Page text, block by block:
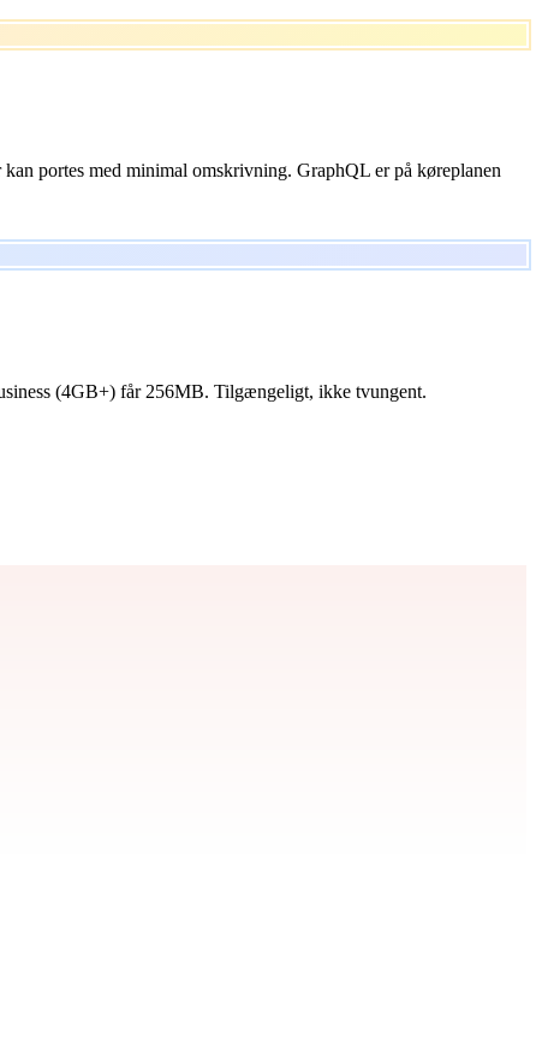
portes med minimal omskrivning. GraphQL er på køreplanen
(4GB+) får 256MB. Tilgængeligt, ikke tvungent.